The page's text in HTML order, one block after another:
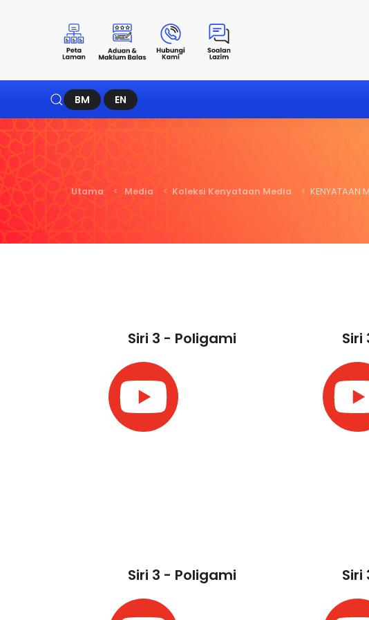
EN
BM
Utama Media Koleksi Kenyataan Media
KENYATAAN
Siri
Siri 3 - Poligami
Siri
Siri 3 - Poligami